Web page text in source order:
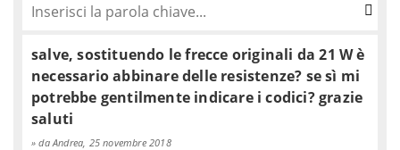
salve, sostituendo le frecce originali da 21 W è
necessario abbinare delle resistenze? se sì mi
potrebbe gentilmente indicare i codici? grazie
saluti
da Andrea, 25 novembre 2018